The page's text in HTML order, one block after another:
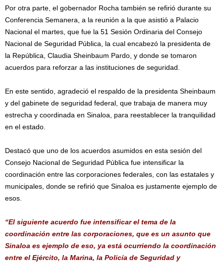
Por otra parte, el gobernador Rocha también se refirió durante su
Conferencia Semanera, a la reunión a la que asistió a Palacio
Nacional el martes, que fue la 51 Sesión Ordinaria del Consejo
Nacional de Seguridad Pública, la cual encabezó la presidenta de
la República, Claudia Sheinbaum Pardo, y donde se tomaron
acuerdos para reforzar a las instituciones de seguridad.
En este sentido, agradeció el respaldo de la presidenta Sheinbaum
y del gabinete de seguridad federal, que trabaja de manera muy
estrecha y coordinada en Sinaloa, para reestablecer la tranquilidad
en el estado.
Destacó que uno de los acuerdos asumidos en esta sesión del
Consejo Nacional de Seguridad Pública fue intensificar la
coordinación entre las corporaciones federales, con las estatales y
municipales, donde se refirió que Sinaloa es justamente ejemplo de
esos.
“El siguiente acuerdo fue intensificar el tema de la
coordinación entre las corporaciones, que es un asunto que
Sinaloa es ejemplo de eso, ya está ocurriendo la coordinación
entre el Ejército, la Marina, la Policía de Seguridad y